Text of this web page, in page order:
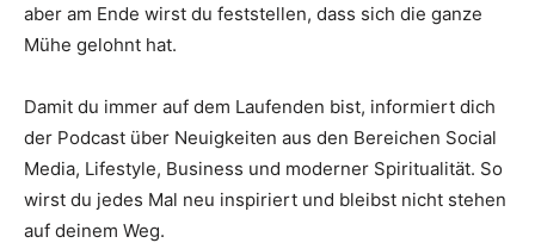
aber am Ende wirst du feststellen, dass sich die ganze
Mühe gelohnt hat.
Damit du immer auf dem Laufenden bist, informiert dich
der Podcast über Neuigkeiten aus den Bereichen Social
Media, Lifestyle, Business und moderner Spiritualität. So
wirst du jedes Mal neu inspiriert und bleibst nicht stehen
auf deinem Weg.